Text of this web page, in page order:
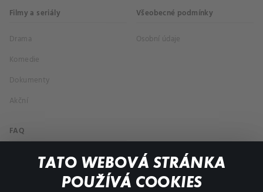
TATO WEBOVÁ STRÁNKA
POUŽÍVÁ COOKIES
Filmy a seriály
Drama
Komedie
Dokumenty
Akční
Všeobecné podmínky
Osobní údaje
FAQ
Můj účet
Důležité odkazy